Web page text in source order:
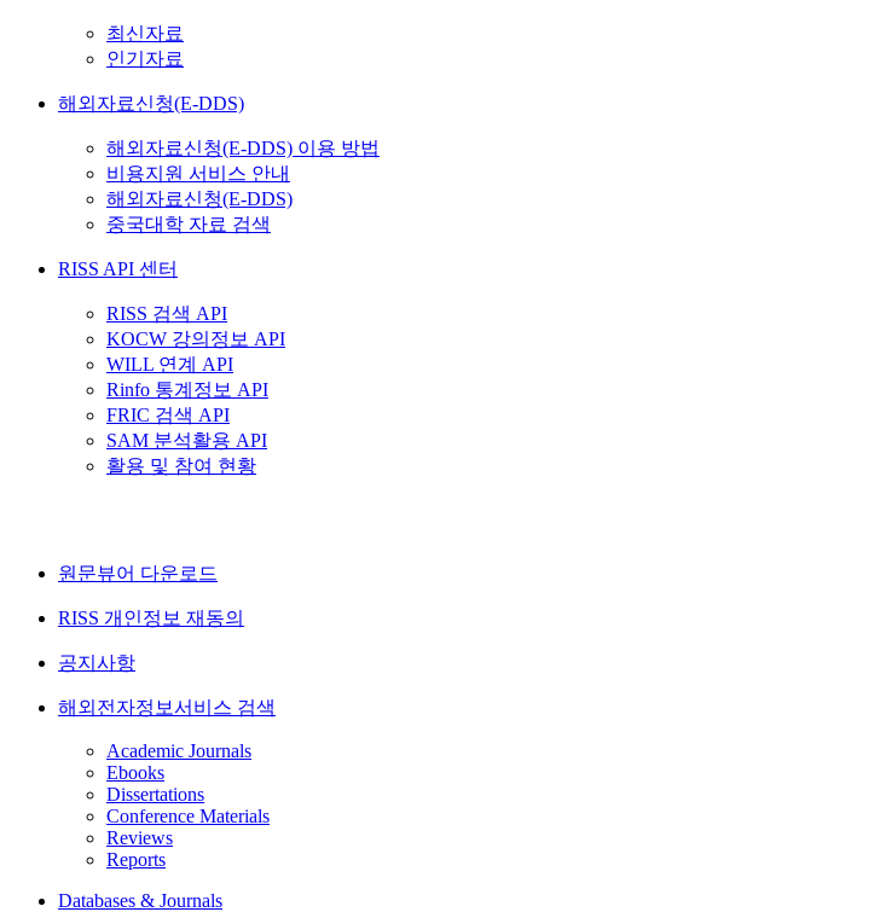
최신자료
인기자료
해외자료신청(E-DDS)
해외자료신청(E-DDS) 이용 방법
비용지원 서비스 안내
해외자료신청(E-DDS)
중국대학 자료 검색
RISS API 센터
RISS 검색 API
KOCW 강의정보 API
WILL 연계 API
Rinfo 통계정보 API
FRIC 검색 API
SAM 분석활용 API
활용 및 참여 현황
원문뷰어 다운로드
RISS 개인정보 재동의
공지사항
해외전자정보서비스 검색
Academic Journals
Ebooks
Dissertations
Conference Materials
Reviews
Reports
Databases & Journals